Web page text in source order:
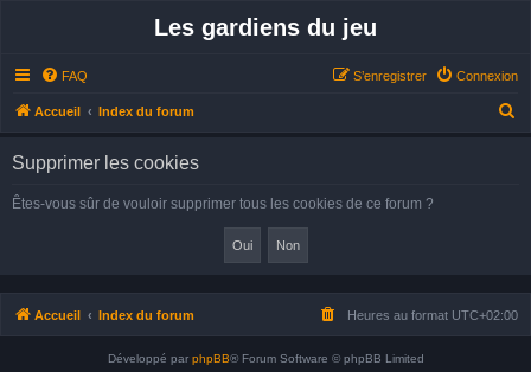
Les gardiens du jeu
FAQ Connexion
S’enregistrer
Accueil Index du forum
e
Supprimer les cookies
Êtes-vous sûr de vouloir supprimer tous les cookies de ce forum ?
Accueil Index du forum Heures au format UTC+02:00
Développé par phpBB® Forum Software © phpBB Limited